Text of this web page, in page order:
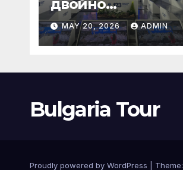
двойно
предупреждение
за силен дъжд и
пясъчни бури
MAY 20, 2026 ADMIN
Bulgaria Tour
Proudly powered by WordPress Theme: